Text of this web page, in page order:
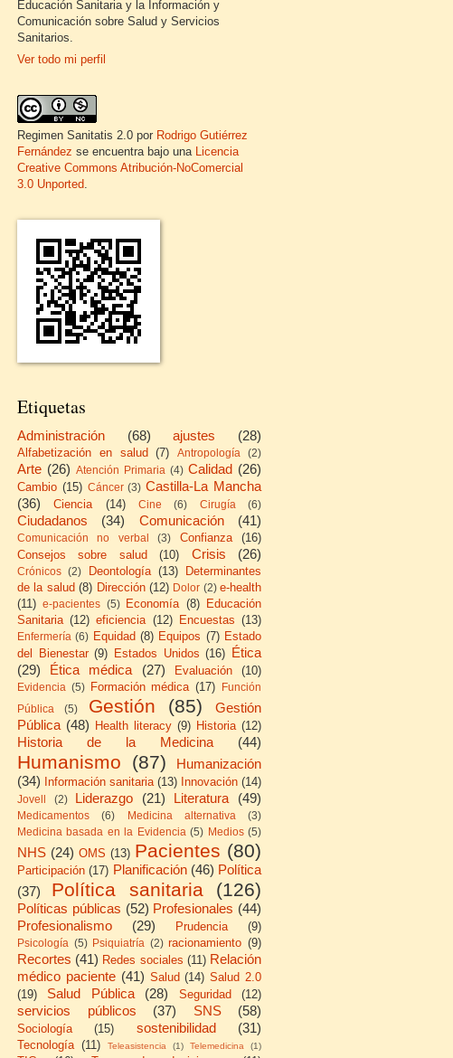
Educación Sanitaria y la Información y
Comunicación sobre Salud y Servicios
Sanitarios.
Ver todo mi perfil
Regimen Sanitatis 2.0 por Rodrigo Gutiérrez
Fernández se encuentra bajo una Licencia
Creative Commons Atribución-NoComercial
3.0 Unported.
Etiquetas
Administración (68) ajustes (28)
Alfabetización en salud (7) Antropología (2)
Arte (26) Atención Primaria (4) Calidad (26)
Cambio (15) Cáncer (3) Castilla-La Mancha
(36)
Ciencia (14) Cine (6) Cirugía (6)
Ciudadanos (34) Comunicación (41)
Comunicación no verbal (3) Confianza
(16)
Consejos sobre salud
(10) Crisis (26)
Crónicos (2) Deontología (13)
Determinantes
de la salud (8) Dirección (12) Dolor (2) e-health
(11)
e-pacientes (5) Economía (8)
Educación
Sanitaria (12) eficiencia (12) Encuestas (13)
Enfermería (6) Equidad (8) Equipos (7) Estado
del Bienestar (9) Estados Unidos (16) Ética
(29)
Ética médica (27) Evaluación (10)
Evidencia (5) Formación médica (17)
Función
Pública
(5) Gestión (85)
Gestión
Pública (48) Health literacy (9) Historia (12)
Historia de la Medicina (44)
Humanismo (87)
Humanización
(34) Información sanitaria (13) Innovación (14)
Jovell (2) Liderazgo (21) Literatura (49)
Medicamentos (6) Medicina alternativa
(3)
Medicina basada en la Evidencia (5) Medios (5)
NHS (24) OMS (13) Pacientes (80)
Participación (17) Planificación (46) Política
(37)
Política sanitaria (126)
Políticas públicas (52) Profesionales (44)
Profesionalismo
(29) Prudencia (9)
Psicología (5) Psiquiatría (2) racionamiento (9)
Recortes (41) Redes sociales (11) Relación
médico paciente (41) Salud (14) Salud 2.0
(19)
Salud Pública (28) Seguridad (12)
servicios públicos (37) SNS (58)
Sociología (15) sostenibilidad (31)
Tecnología (11) Teleasistencia (1) Telemedicina (1)